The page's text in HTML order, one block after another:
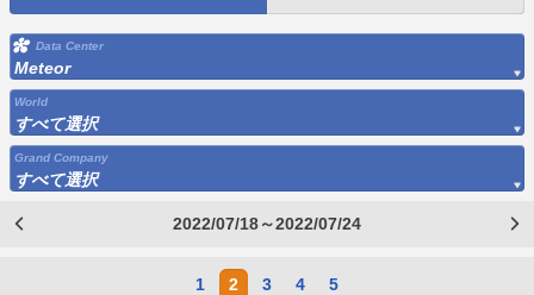
Data Center
Meteor
World
すべて選択
Grand Company
すべて選択
2022/07/18～2022/07/24
1 2 3 4 5